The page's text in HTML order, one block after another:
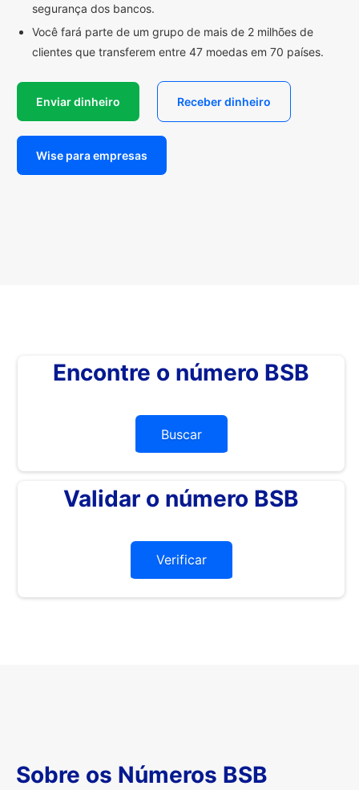
segurança dos bancos.
Você fará parte de um grupo de mais de 2 milhões de
clientes que transferem entre 47 moedas em 70 países.
Enviar dinheiro Receber dinheiro
Wise para empresas
Encontre o número BSB
Buscar
Validar o número BSB
Verificar
Sobre os Números BSB